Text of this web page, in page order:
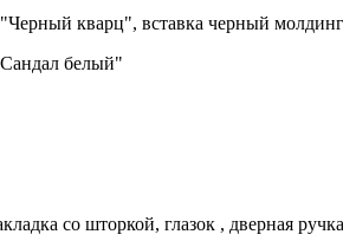
кварц", вставка черный молдинг
белый"
со шторкой, глазок , дверная